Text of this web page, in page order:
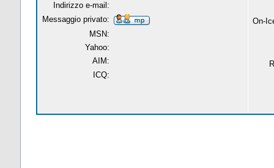
On-
Indirizzo e-mail:
Messaggio privato:
MSN:
Yahoo:
AIM:
ICQ: